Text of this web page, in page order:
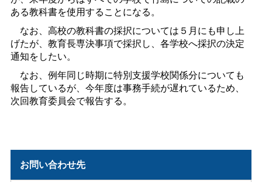
ある教科書を使用することになる。
なお、高校の教科書の採択については５月にも申し上
げたが、教育長専決事項で採択し、各学校へ採択の決定
通知をしたい。
なお、例年同じ時期に特別支援学校関係分についても
報告しているが、今年度は事務手続が遅れているため、
次回教育委員会で報告する。
お問い合わせ先